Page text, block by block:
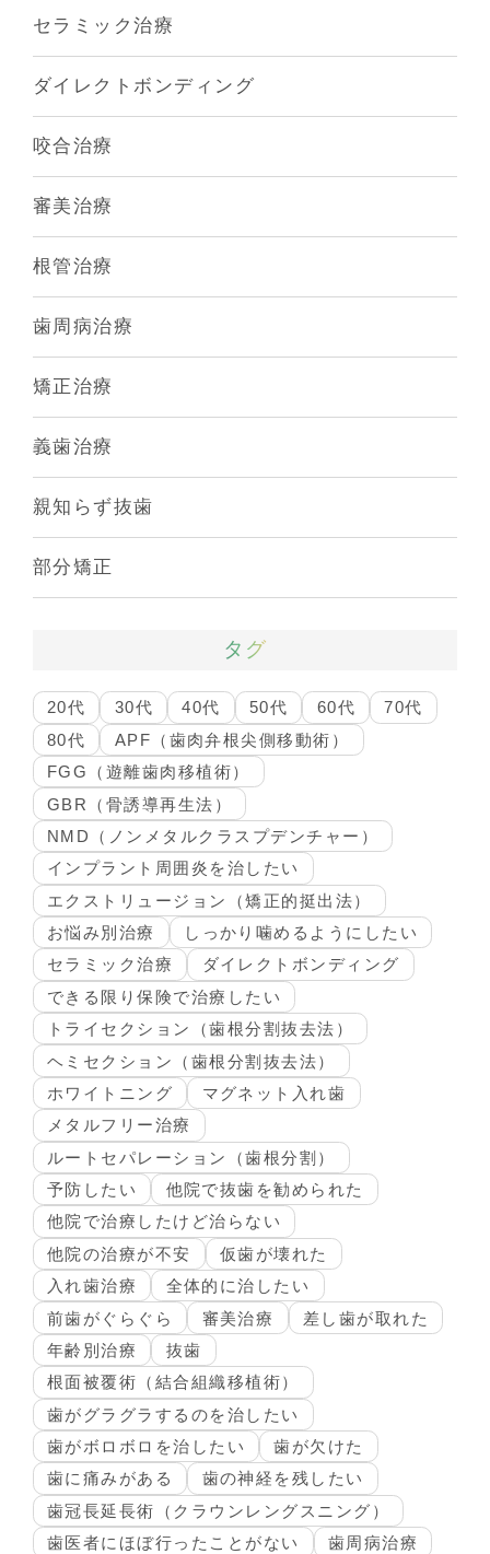
セラミック治療
ダイレクトボンディング
咬合治療
審美治療
根管治療
歯周病治療
矯正治療
義歯治療
親知らず抜歯
部分矯正
タグ
20代 30代 40代 50代 60代
70代
80代
APF（歯肉弁根尖側移動術）
FGG（遊離歯肉移植術）
GBR（骨誘導再生法）
NMD（ノンメタルクラスプデンチャー）
インプラント周囲炎を治したい
エクストリュージョン（矯正的挺出法）
お悩み別治療
しっかり噛めるようにしたい
セラミック治療
ダイレクトボンディング
できる限り保険で治療したい
トライセクション（歯根分割抜去法）
ヘミセクション（歯根分割抜去法）
ホワイトニング
マグネット入れ歯
メタルフリー治療
ルートセパレーション（歯根分割）
予防したい
他院で抜歯を勧められた
他院で治療したけど治らない
他院の治療が不安
仮歯が壊れた
入れ歯治療
全体的に治したい
前歯がぐらぐら
審美治療
差し歯が取れた
年齢別治療
抜歯
根面被覆術（結合組織移植術）
歯がグラグラするのを治したい
歯がボロボロを治したい
歯が欠けた
歯に痛みがある
歯の神経を残したい
歯冠長延長術（クラウンレングスニング）
歯医者にほぼ行ったことがない
歯周病治療